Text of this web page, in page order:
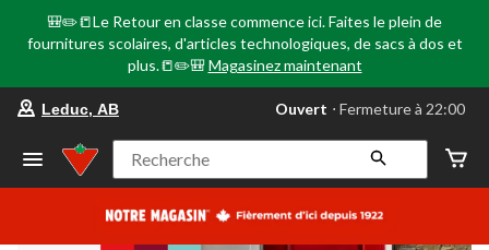
🎒✏️📒Le Retour en classe commence ici. Faites le plein de
fournitures scolaires, d'articles technologiques, de sacs à dos et
plus.📒✏️🎒 Magasinez maintenant
votre
préféré
Leduc,
AB,
courament
Fermeture
Leduc, AB Ouvert ⋅ Fermeture à 22:00
Recherche